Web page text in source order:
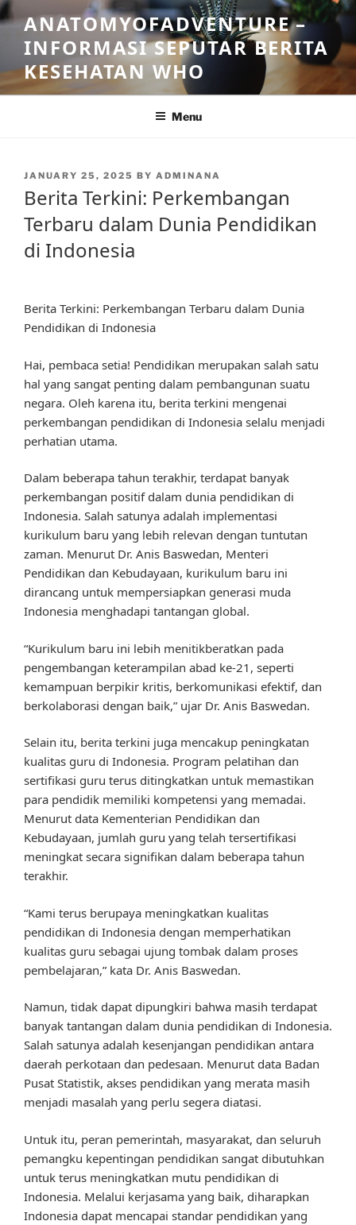
Skip
to
content
ANATOMYOFADVENTURE –
INFORMASI SEPUTAR BERITA
KESEHATAN WHO
Menu
POSTED
JANUARY 25, 2025 BY ADMINANA
Berita Terkini: Perkembangan
Terbaru dalam Dunia Pendidikan
di Indonesia
Berita Terkini: Perkembangan Terbaru dalam Dunia
Pendidikan di Indonesia
Hai, pembaca setia! Pendidikan merupakan salah satu
hal yang sangat penting dalam pembangunan suatu
negara. Oleh karena itu, berita terkini mengenai
perkembangan pendidikan di Indonesia selalu menjadi
perhatian utama.
Dalam beberapa tahun terakhir, terdapat banyak
perkembangan positif dalam dunia pendidikan di
Indonesia. Salah satunya adalah implementasi
kurikulum baru yang lebih relevan dengan tuntutan
zaman. Menurut Dr. Anis Baswedan, Menteri
Pendidikan dan Kebudayaan, kurikulum baru ini
dirancang untuk mempersiapkan generasi muda
Indonesia menghadapi tantangan global.
“Kurikulum baru ini lebih menitikberatkan pada
pengembangan keterampilan abad ke-21, seperti
kemampuan berpikir kritis, berkomunikasi efektif, dan
berkolaborasi dengan baik,” ujar Dr. Anis Baswedan.
Selain itu, berita terkini juga mencakup peningkatan
kualitas guru di Indonesia. Program pelatihan dan
sertifikasi guru terus ditingkatkan untuk memastikan
para pendidik memiliki kompetensi yang memadai.
Menurut data Kementerian Pendidikan dan
Kebudayaan, jumlah guru yang telah tersertifikasi
meningkat secara signifikan dalam beberapa tahun
terakhir.
“Kami terus berupaya meningkatkan kualitas
pendidikan di Indonesia dengan memperhatikan
kualitas guru sebagai ujung tombak dalam proses
pembelajaran,” kata Dr. Anis Baswedan.
Namun, tidak dapat dipungkiri bahwa masih terdapat
banyak tantangan dalam dunia pendidikan di Indonesia.
Salah satunya adalah kesenjangan pendidikan antara
daerah perkotaan dan pedesaan. Menurut data Badan
Pusat Statistik, akses pendidikan yang merata masih
menjadi masalah yang perlu segera diatasi.
Untuk itu, peran pemerintah, masyarakat, dan seluruh
pemangku kepentingan pendidikan sangat dibutuhkan
untuk terus meningkatkan mutu pendidikan di
Indonesia. Melalui kerjasama yang baik, diharapkan
Indonesia dapat mencapai standar pendidikan yang